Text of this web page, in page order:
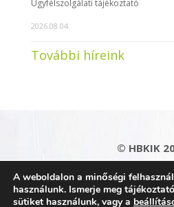
Ügyfélszolgálati tájékoztató
2026.08.04.
További híreink
© HBKIK
Adatkezelési tájékoztató
Kapcsolat|
A weboldalon a minőségi
használunk. Ismerje meg
sütiket használunk, vagy a